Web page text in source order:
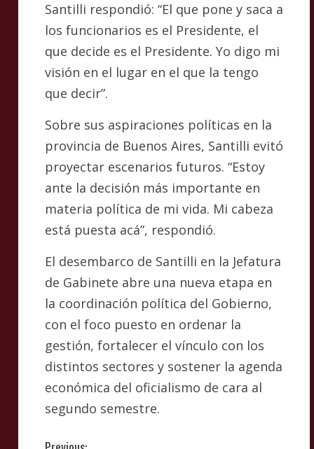
Santilli respondió: “El que pone y saca a
los funcionarios es el Presidente, el
que decide es el Presidente. Yo digo mi
visión en el lugar en el que la tengo
que decir”.
Sobre sus aspiraciones políticas en la
provincia de Buenos Aires, Santilli evitó
proyectar escenarios futuros. “Estoy
ante la decisión más importante en
materia política de mi vida. Mi cabeza
está puesta acá”, respondió.
El desembarco de Santilli en la Jefatura
de Gabinete abre una nueva etapa en
la coordinación política del Gobierno,
con el foco puesto en ordenar la
gestión, fortalecer el vínculo con los
distintos sectores y sostener la agenda
económica del oficialismo de cara al
segundo semestre.